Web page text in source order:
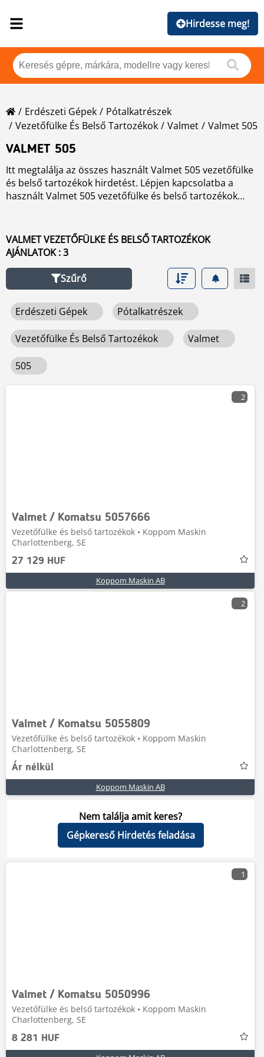
Hirdesse meg!
Erdészeti Gépek
Pótalkatrészek
Vezetőfülke És Belső Tartozékok
Valmet
Valmet 505
VALMET 505
Itt megtalálja az összes használt Valmet 505 vezetőfülke
és belső tartozékok hirdetést. Lépjen kapcsolatba a
használt Valmet 505 vezetőfülke és belső tartozékok
adatai.
VALMET VEZETŐFÜLKE ÉS BELSŐ TARTOZÉKOK
AJÁNLATOK : 3
Szűrő
Erdészeti Gépek Pótalkatrészek
Vezetőfülke És Belső Tartozékok Valmet
505
2
Valmet / Komatsu 5057666
Vezetőfülke és belső tartozékok • Koppom Maskin
Charlottenberg, SE
27 129 HUF
Koppom Maskin AB
2
Valmet / Komatsu 5055809
Vezetőfülke és belső tartozékok • Koppom Maskin
Charlottenberg, SE
Ár nélkül
Koppom Maskin AB
Nem találja amit keres?
Gépkereső Hirdetés feladása
1
Valmet / Komatsu 5050996
Vezetőfülke és belső tartozékok • Koppom Maskin
Charlottenberg, SE
8 281 HUF